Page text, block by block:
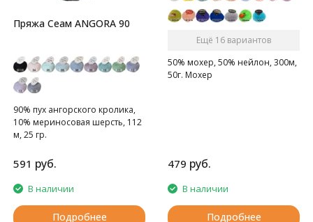
Пряжа Сеам ANGORA 90
90% пух ангорского кролика,
10% мериносовая шерсть, 112
м, 25 гр.
ангорского кролика.
591 руб.
В наличии
Подробнее
Ещё 16 вариантов
50% мохер, 50% нейлон, 300м,
50г. Мохер
479 руб.
В наличии
Подробнее